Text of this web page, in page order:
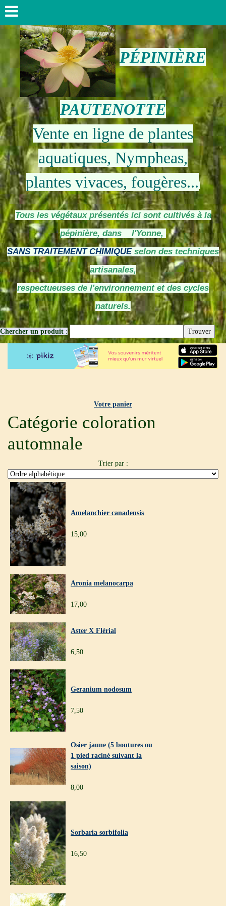
PÉPINIÈRE
PAUTENOTTE
Vente en ligne de plantes
aquatiques, Nympheas,
plantes vivaces, fougères...
Tous les végétaux présentés ici sont cultivés à la
pépinière, dans l'Yonne,
SANS TRAITEMENT CHIMIQUE selon des techniques
artisanales,
respectueuses de l'environnement et des cycles
naturels.
Chercher un produit :
Votre panier
Catégorie coloration
automnale
Trier par :
Amelanchier canadensis
15,00
Aronia melanocarpa
17,00
Aster X Flérial
6,50
Geranium nodosum
7,50
Osier jaune (5 boutures ou
1 pied raciné suivant la
saison)
8,00
Sorbaria sorbifolia
16,50